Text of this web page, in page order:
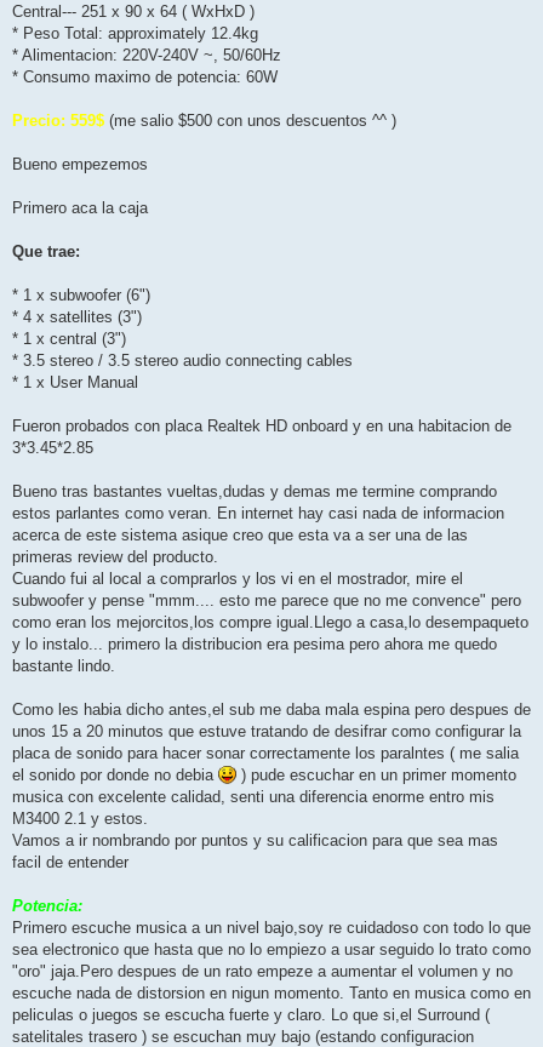
Central--- 251 x 90 x 64 ( WxHxD )
* Peso Total: approximately 12.4kg
* Alimentacion: 220V-240V ~, 50/60Hz
* Consumo maximo de potencia: 60W
Precio: 559$ (me salio $500 con unos descuentos ^^ )
Bueno empezemos
Primero aca la caja
Que trae:
* 1 x subwoofer (6")
* 4 x satellites (3")
* 1 x central (3")
* 3.5 stereo / 3.5 stereo audio connecting cables
* 1 x User Manual
Fueron probados con placa Realtek HD onboard y en una habitacion de
3*3.45*2.85
Bueno tras bastantes vueltas,dudas y demas me termine comprando
estos parlantes como veran. En internet hay casi nada de informacion
acerca de este sistema asique creo que esta va a ser una de las
primeras review del producto.
Cuando fui al local a comprarlos y los vi en el mostrador, mire el
subwoofer y pense "mmm.... esto me parece que no me convence" pero
como eran los mejorcitos,los compre igual.Llego a casa,lo desempaqueto
y lo instalo... primero la distribucion era pesima pero ahora me quedo
bastante lindo.
Como les habia dicho antes,el sub me daba mala espina pero despues de
unos 15 a 20 minutos que estuve tratando de desifrar como configurar la
placa de sonido para hacer sonar correctamente los paralntes ( me salia
el sonido por donde no debia
) pude escuchar en un primer momento
musica con excelente calidad, senti una diferencia enorme entro mis
M3400 2.1 y estos.
Vamos a ir nombrando por puntos y su calificacion para que sea mas
facil de entender
Potencia:
Primero escuche musica a un nivel bajo,soy re cuidadoso con todo lo que
sea electronico que hasta que no lo empiezo a usar seguido lo trato como
"oro" jaja.Pero despues de un rato empeze a aumentar el volumen y no
escuche nada de distorsion en nigun momento. Tanto en musica como en
peliculas o juegos se escucha fuerte y claro. Lo que si,el Surround (
satelitales trasero ) se escuchan muy bajo (estando configuracion